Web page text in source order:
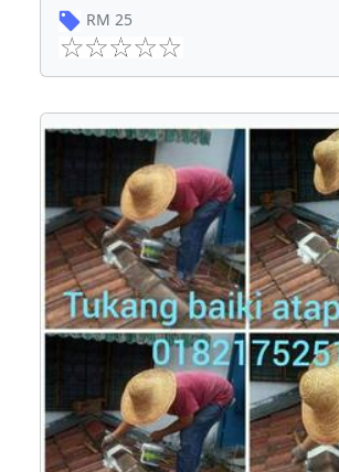
RM 25